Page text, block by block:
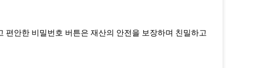
안한 비밀번호 버튼은 재산의 안전을 보장하며 친밀하고